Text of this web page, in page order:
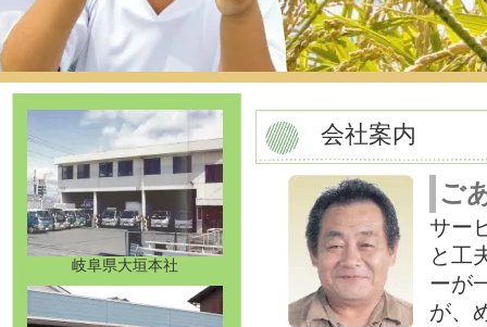
岐阜県大垣本社
会社案内
ご
サー
と工
ーが
が、